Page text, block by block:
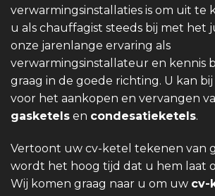
verwarmingsinstallaties is om uit te
u als chauffagist steeds bij met het
onze jarenlange ervaring als
verwarmingsinstallateur en kennis
graag in de goede richting. U kan
voor het aankopen en vervangen
gasketels en condesatieketels.
Vertoont uw cv-ketel tekenen van
wordt het hoog tijd dat u hem laat
Wij komen graag naar u om uw cv-